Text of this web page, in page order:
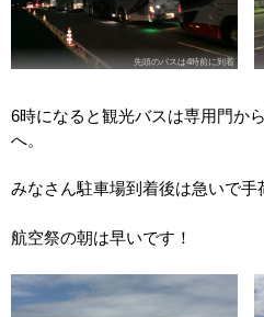
先頭のバスは4時前に到着
6時になると観光バスは専用門か
へ。
みなさん駐車場到着後は急いで手
航空祭の朝は早いです！